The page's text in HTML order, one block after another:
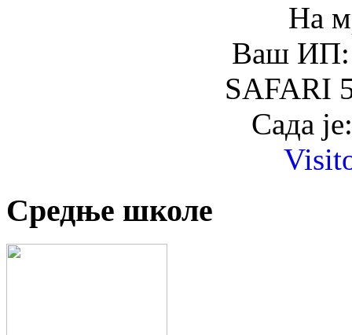
На
Ваш ИП:
SAFARI
Сада
Средње школе